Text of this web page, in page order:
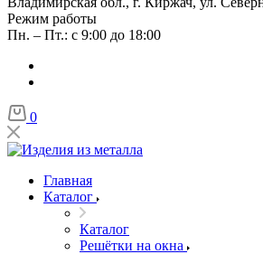
Режим работы
Пн. – Пт.: с 9:00 до 18:00
0
Главная
Каталог
Каталог
Решётки на окна